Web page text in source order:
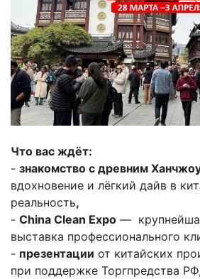
Что вас ждёт:
- знакомство с древним
вдохновение и лёгкий дайв в
реальность,
- China Clean Expo —
выставка профессионального
- презентации от китайских
при поддержке Торгпредства РФ,